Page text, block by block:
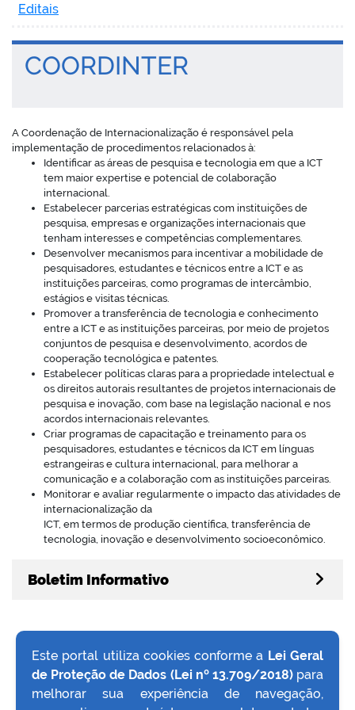
Editais
COORDINTER
A Coordenação de Internacionalização é responsável pela
implementação de procedimentos relacionados à:
Identificar as áreas de pesquisa e tecnologia em que a ICT
tem maior expertise e potencial de colaboração
internacional.
Estabelecer parcerias estratégicas com instituições de
pesquisa, empresas e organizações internacionais que
tenham interesses e competências complementares.
Desenvolver mecanismos para incentivar a mobilidade de
pesquisadores, estudantes e técnicos entre a ICT e as
instituições parceiras, como programas de intercâmbio,
estágios e visitas técnicas.
Promover a transferência de tecnologia e conhecimento
entre a ICT e as instituições parceiras, por meio de projetos
conjuntos de pesquisa e desenvolvimento, acordos de
cooperação tecnológica e patentes.
Estabelecer políticas claras para a propriedade intelectual e
os direitos autorais resultantes de projetos internacionais de
pesquisa e inovação, com base na legislação nacional e nos
acordos internacionais relevantes.
Criar programas de capacitação e treinamento para os
pesquisadores, estudantes e técnicos da ICT em línguas
estrangeiras e cultura internacional, para melhorar a
comunicação e a colaboração com as instituições parceiras.
Monitorar e avaliar regularmente o impacto das atividades de
internacionalização da
ICT, em termos de produção científica, transferência de
tecnologia, inovação e desenvolvimento socioeconômico.
Boletim Informativo
VOLTAR AO TOPO
Este portal utiliza cookies conforme a Lei Geral
de Proteção de Dados (Lei nº 13.709/2018)para
melhorar sua experiência de navegação,